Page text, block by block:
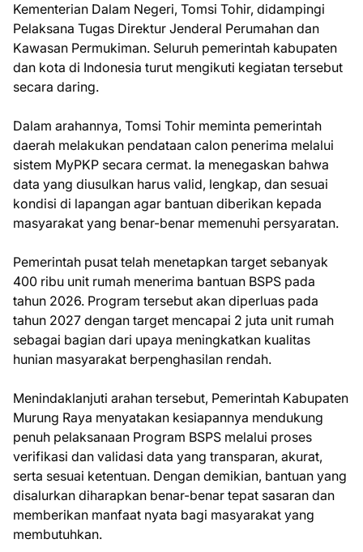
Kementerian Dalam Negeri, Tomsi Tohir, didampingi
Pelaksana Tugas Direktur Jenderal Perumahan dan
Kawasan Permukiman. Seluruh pemerintah kabupaten
dan kota di Indonesia turut mengikuti kegiatan tersebut
secara daring.
Dalam arahannya, Tomsi Tohir meminta pemerintah
daerah melakukan pendataan calon penerima melalui
sistem MyPKP secara cermat. Ia menegaskan bahwa
data yang diusulkan harus valid, lengkap, dan sesuai
kondisi di lapangan agar bantuan diberikan kepada
masyarakat yang benar-benar memenuhi persyaratan.
Pemerintah pusat telah menetapkan target sebanyak
400 ribu unit rumah menerima bantuan BSPS pada
tahun 2026. Program tersebut akan diperluas pada
tahun 2027 dengan target mencapai 2 juta unit rumah
sebagai bagian dari upaya meningkatkan kualitas
hunian masyarakat berpenghasilan rendah.
Menindaklanjuti arahan tersebut, Pemerintah Kabupaten
Murung Raya menyatakan kesiapannya mendukung
penuh pelaksanaan Program BSPS melalui proses
verifikasi dan validasi data yang transparan, akurat,
serta sesuai ketentuan. Dengan demikian, bantuan yang
disalurkan diharapkan benar-benar tepat sasaran dan
memberikan manfaat nyata bagi masyarakat yang
membutuhkan.